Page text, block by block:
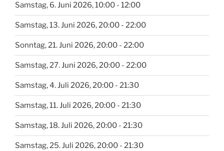
Samstag, 6. Juni 2026, 10:00 - 12:00
Samstag, 13. Juni 2026, 20:00 - 22:00
Sonntag, 21. Juni 2026, 20:00 - 22:00
Samstag, 27. Juni 2026, 20:00 - 22:00
Samstag, 4. Juli 2026, 20:00 - 21:30
Samstag, 11. Juli 2026, 20:00 - 21:30
Samstag, 18. Juli 2026, 20:00 - 21:30
Samstag, 25. Juli 2026, 20:00 - 21:30